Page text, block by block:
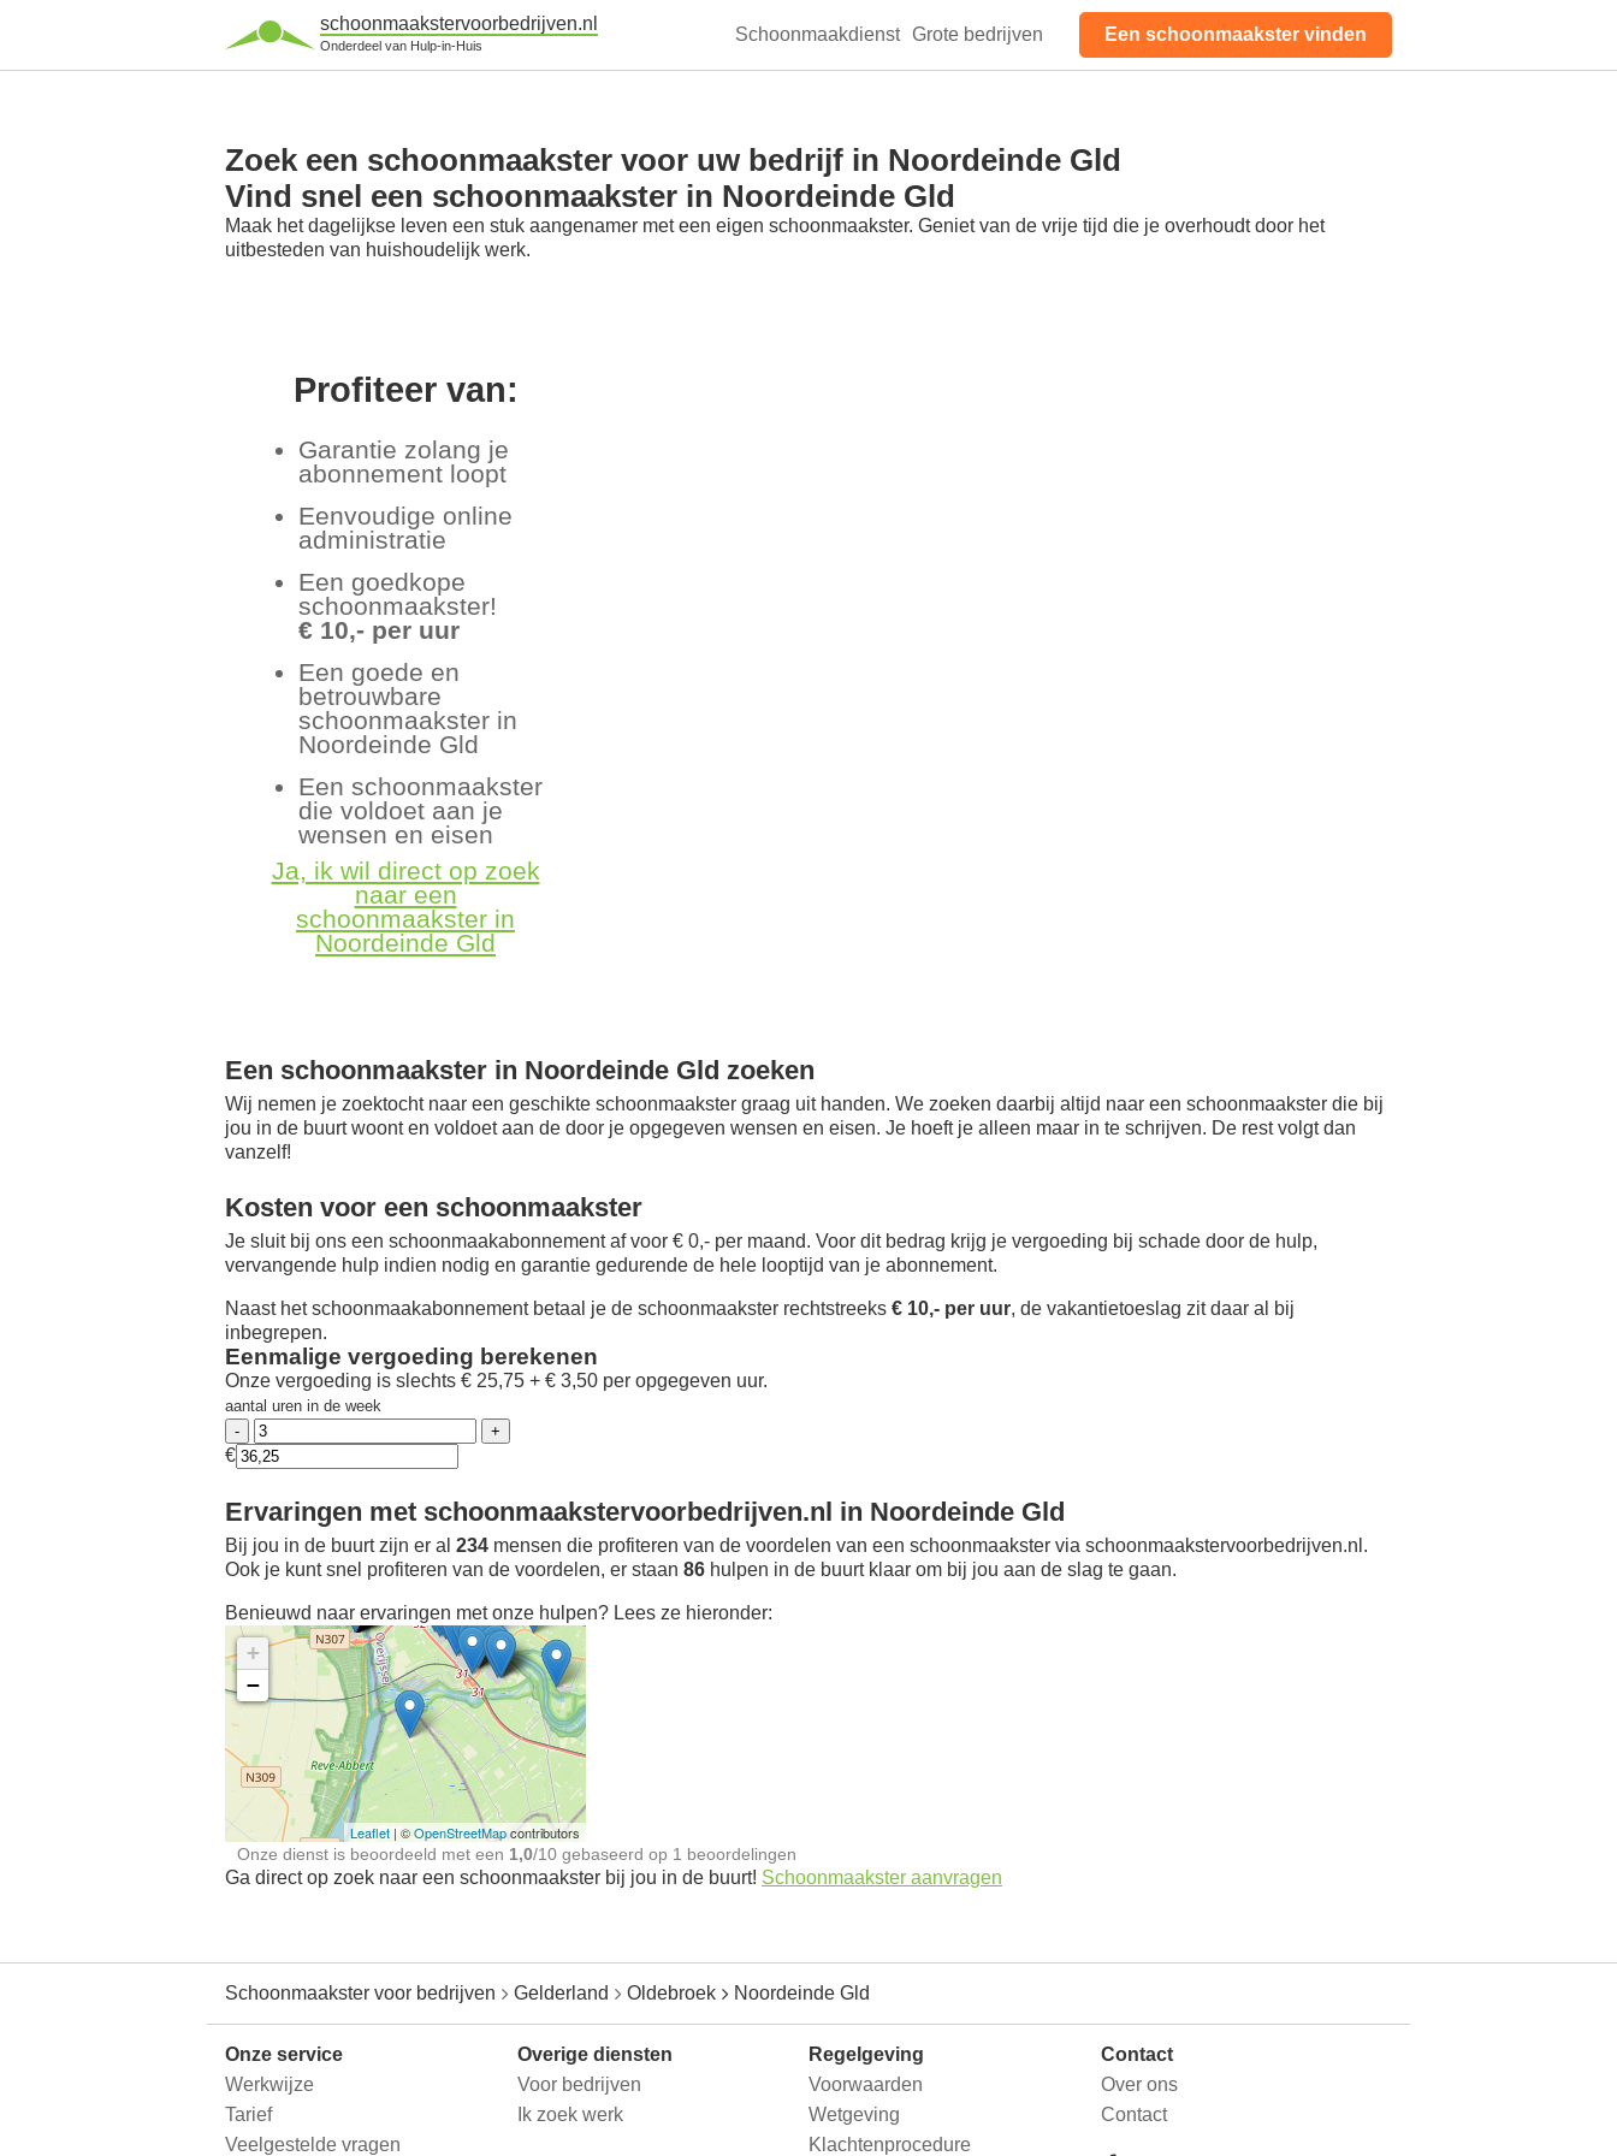
schoonmaakstervoorbedrijven.nl
Onderdeel van Hulp-in-Huis
Schoonmaakdienst Grote bedrijven Een schoonmaakster vinden
Zoek een schoonmaakster voor uw bedrijf in Noordeinde Gld
Vind snel een schoonmaakster in Noordeinde Gld
Maak het dagelijkse leven een stuk aangenamer met een eigen schoonmaakster. Geniet van de vrije tijd die je overhoudt door het
uitbesteden van huishoudelijk werk.
Profiteer van:
Garantie zolang je
abonnement loopt
Eenvoudige online
administratie
Een goedkope
schoonmaakster!
€ 10,- per uur
Een goede en
betrouwbare
schoonmaakster in
Noordeinde Gld
Een schoonmaakster
die voldoet aan je
wensen en eisen
Ja, ik wil direct op zoek
naar een
schoonmaakster in
Noordeinde Gld
Een schoonmaakster in Noordeinde Gld zoeken
Wij nemen je zoektocht naar een geschikte schoonmaakster graag uit handen. We zoeken daarbij altijd naar een schoonmaakster die bij
jou in de buurt woont en voldoet aan de door je opgegeven wensen en eisen. Je hoeft je alleen maar in te schrijven. De rest volgt dan
vanzelf!
Kosten voor een schoonmaakster
Je sluit bij ons een schoonmaakabonnement af voor € 0,- per maand. Voor dit bedrag krijg je vergoeding bij schade door de hulp,
vervangende hulp indien nodig en garantie gedurende de hele looptijd van je abonnement.
Naast het schoonmaakabonnement betaal je de schoonmaakster rechtstreeks € 10,- per uur, de vakantietoeslag zit daar al bij
inbegrepen.
Eenmalige vergoeding berekenen
Onze vergoeding is slechts € 25,75 + € 3,50 per opgegeven uur.
aantal uren in de week
€
Ervaringen met schoonmaakstervoorbedrijven.nl in Noordeinde Gld
Bij jou in de buurt zijn er al 234 mensen die profiteren van de voordelen van een schoonmaakster via schoonmaakstervoorbedrijven.nl.
Ook je kunt snel profiteren van de voordelen, er staan 86 hulpen in de buurt klaar om bij jou aan de slag te gaan.
Benieuwd naar ervaringen met onze hulpen? Lees ze hieronder:
Ontdek meer ervaringen
Schoonmaakster bij
jou in de buurt
+
−
Leaflet | ©OpenStreetMapcontributors
Onze dienst is beoordeeld met een 1,0/10 gebaseerd op 1 beoordelingen
Ga direct op zoek naar een schoonmaakster bij jou in de buurt! Schoonmaakster aanvragen
Schoonmaakster voor bedrijven Gelderland Oldebroek Noordeinde Gld
Onze service
Werkwijze
Tarief
Veelgestelde vragen
Overige diensten
Voor bedrijven
Ik zoek werk
Regelgeving
Voorwaarden
Wetgeving
Klachtenprocedure
Contact
Over ons
Contact